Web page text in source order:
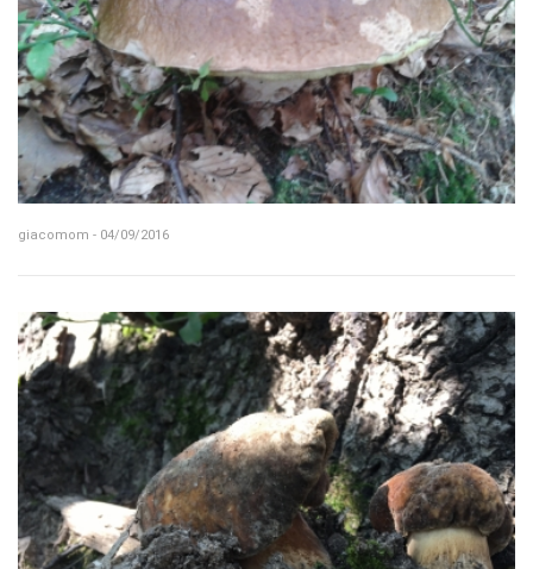
giacomom - 04/09/2016